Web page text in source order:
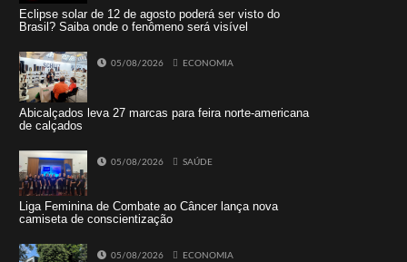
Eclipse solar de 12 de agosto poderá ser visto do
Brasil? Saiba onde o fenômeno será visível
05/08/2026 ECONOMIA
Abicalçados leva 27 marcas para feira norte-americana
de calçados
05/08/2026 SAÚDE
Liga Feminina de Combate ao Câncer lança nova
camiseta de conscientização
05/08/2026 ECONOMIA